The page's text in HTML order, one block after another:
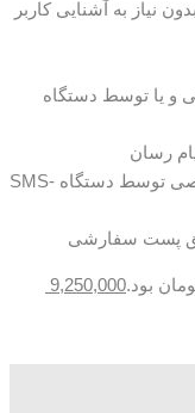
نیاز به آشنایی کاربر
و یا توسط دستگاه
ارسال پیامک از طریق سیم کارت شخصی توسط دستگاه SMS-
پست سفارشی
9,250,000